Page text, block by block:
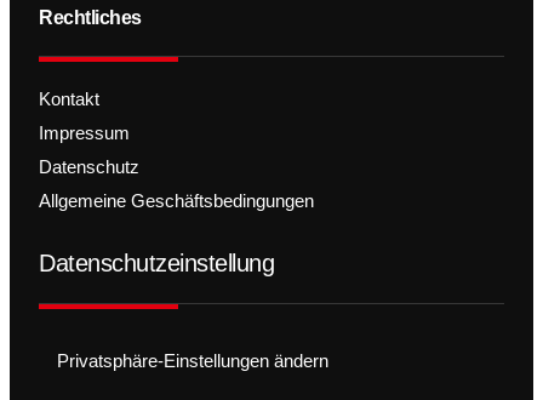
Rechtliches
Kontakt
Impressum
Datenschutz
Allgemeine Geschäftsbedingungen
Datenschutzeinstellung
Privatsphäre-Einstellungen ändern